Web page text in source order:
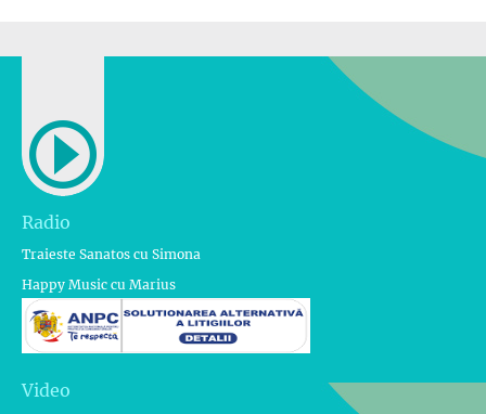
Radio
Traieste Sanatos cu Simona
Happy Music cu Marius
Video